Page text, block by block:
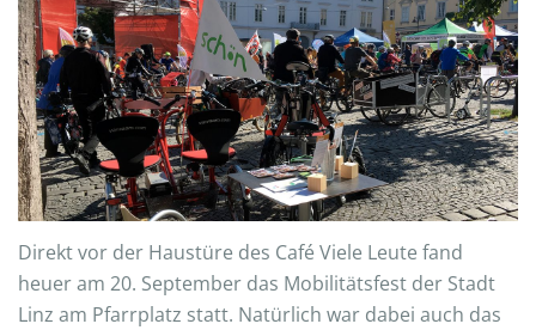
Direkt vor der Haustüre des Café Viele Leute fand
heuer am 20. September das Mobilitätsfest der Stadt
Linz am Pfarrplatz statt. Natürlich war dabei auch das